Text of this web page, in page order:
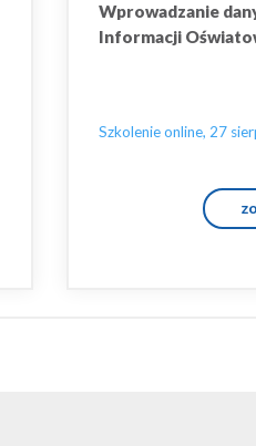
Wprowadzanie
Informacji
Szkolenie online, 27